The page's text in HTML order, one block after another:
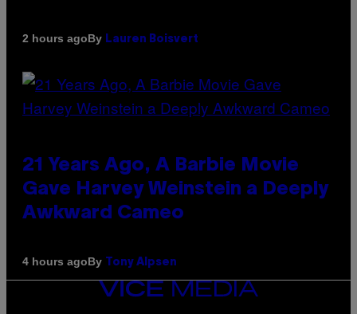
2 hours agoBy Lauren Boisvert
21 Years Ago, A Barbie Movie
Gave Harvey Weinstein a Deeply
Awkward Cameo
4 hours agoBy Tony Alpsen
VICE
MEDIA